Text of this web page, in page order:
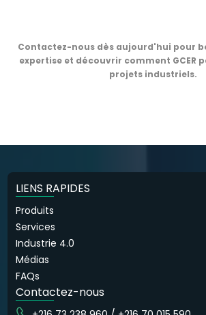
Contactez-nous dès aujourd'hui pour
expertise et découvrir comment GCER
projets industriels.
Contactez-nous
LIENS RAPIDES
Produits
Services
Industrie 4.0
Médias
FAQs